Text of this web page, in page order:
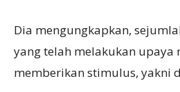
Dia mengungkapkan,
yang telah melakukan upaya
memberikan stimulus, yakni